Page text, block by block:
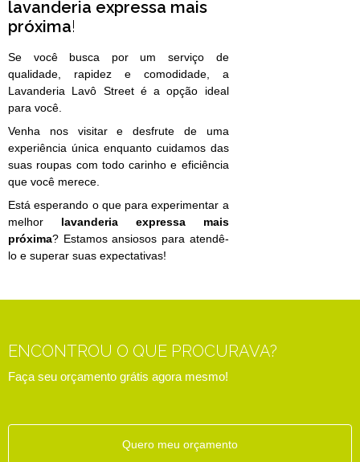
lavanderia expressa mais
próxima!
Se você busca por um serviço de
qualidade, rapidez e comodidade, a
Lavanderia Lavô Street é a opção ideal
para você.
Venha nos visitar e desfrute de uma
experiência única enquanto cuidamos das
suas roupas com todo carinho e eficiência
que você merece.
Está esperando o que para experimentar a
melhor lavanderia expressa mais
próxima? Estamos ansiosos para atendê-
lo e superar suas expectativas!
ENCONTROU O QUE PROCURAVA?
Faça seu orçamento grátis agora mesmo!
Quero meu orçamento